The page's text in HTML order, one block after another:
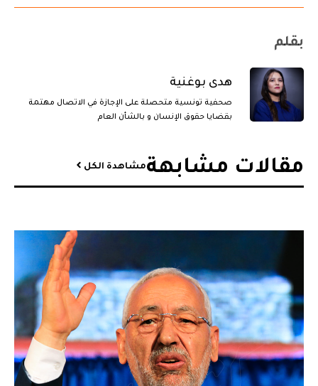
بقلم
هدى بوغنية
صحفية تونسية متحصلة على الإجازة في الاتصال مهتمة
بقضايا حقوق الإنسان و بالشأن العام
مقالات مشابهة​مشاهدة الكل